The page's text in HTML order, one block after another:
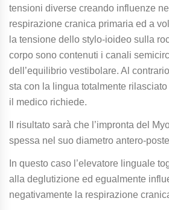
tensioni diverse creando influenze
respirazione cranica primaria ed a
la tensione dello stylo-ioideo sulla
corpo sono contenuti i canali
dell’equilibrio vestibolare. Al
sta con la lingua totalmente
il medico richiede.
Il risultato sarà che l’impronta del
spessa nel suo diametro antero-
In questo caso l’elevatore linguale
alla deglutizione ed egualmente
negativamente la respirazione